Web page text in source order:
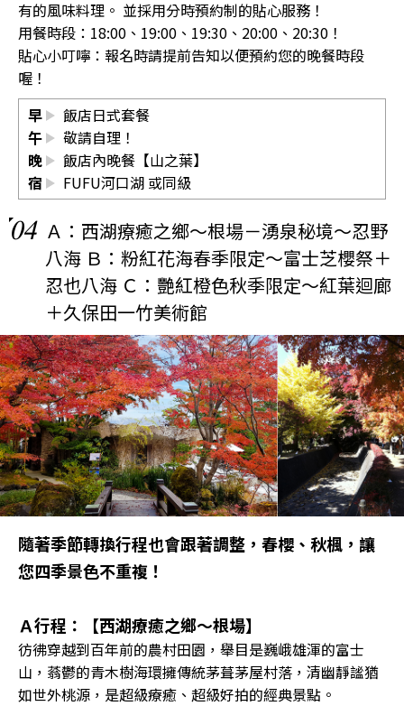
有的風味料理。 並採用分時預約制的貼心服務！
用餐時段：18:00、19:00、19:30、20:00、20:30！
貼心小叮嚀：報名時請提前告知以便預約您的晚餐時段
喔！
早
飯店日式套餐
午
敬請自理！
晚
飯店內晚餐【山之葉】
宿
FUFU河口湖 或同級
04 Ａ：西湖療癒之鄉～根場－湧泉秘境～忍野
八海 Ｂ：粉紅花海春季限定～富士芝櫻祭＋
忍也八海 Ｃ：艷紅橙色秋季限定～紅葉迴廊
＋久保田一竹美術館
隨著季節轉換行程也會跟著調整，春櫻、秋楓，讓
您四季景色不重複！
Ａ行程：【西湖療癒之鄉～根場】
彷彿穿越到百年前的農村田園，舉目是巍峨雄渾的富士
山，蓊鬱的青木樹海環擁傳統茅葺茅屋村落，清幽靜謐猶
如世外桃源，是超級療癒、超級好拍的經典景點。